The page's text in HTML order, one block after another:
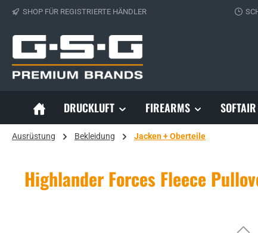
Hauptinhalt springen
Zur Suche springen
Zur Hauptnavigation springen
SHOP FÜR REGISTRIERTE HÄNDLER
DRUCKLUFT FIREARMS SOFTAIR
Ausrüstung Bekleidung Jacken + Oberteile
Highlander Forces Fleece